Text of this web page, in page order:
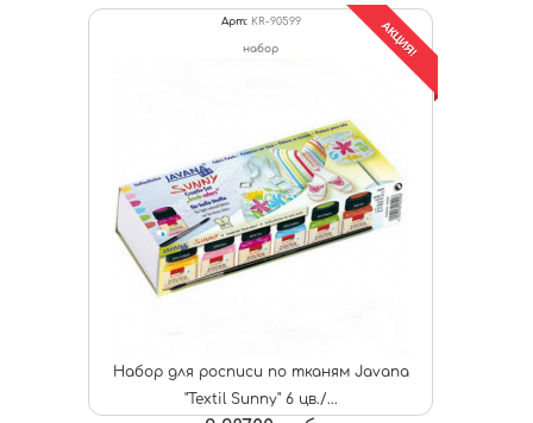
Арт: KR-90599
набор
Набор для росписи по тканям Javana
"Textil Sunny" 6 цв./...
АКЦИЯ!